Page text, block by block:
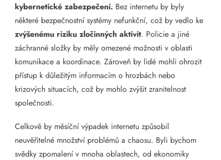
kybernetické zabezpečení. Bez internetu by byly
některé bezpečnostní systémy nefunkční, což by vedlo ke
zvýšenému riziku zločinných aktivit. Policie a jiné
záchranné složky by měly omezené možnosti v oblasti
komunikace a koordinace. Zároveň by lidé mohli ohrozit
přístup k důležitým informacím o hrozbách nebo
krizových situacích, což by mohlo zvýšit zranitelnost
společnosti.
Celkově by měsíční výpadek internetu způsobil
neuvěřitelné množství problémů a chaosu. Byli bychom
svědky zpomalení v mnoha oblastech, od ekonomiky